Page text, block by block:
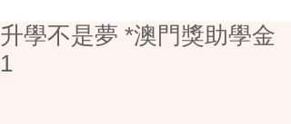
升學不是夢 ‪*澳門獎助學金‬
1